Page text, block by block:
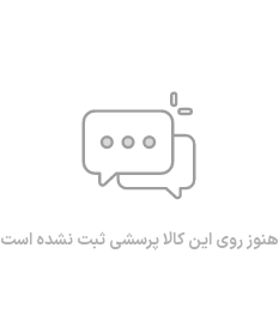
هنوز روی این کالا پرسشی ثبت نشده است